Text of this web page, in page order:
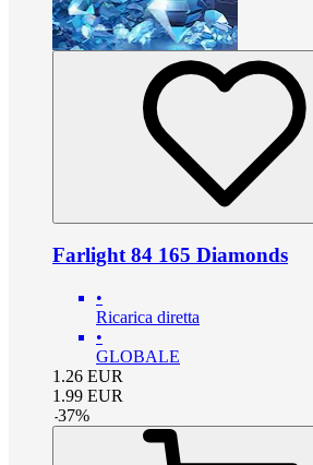
Farlight 84 165 Diamonds
•
Ricarica diretta
•
GLOBALE
1.26 EUR
1.99 EUR
-37%